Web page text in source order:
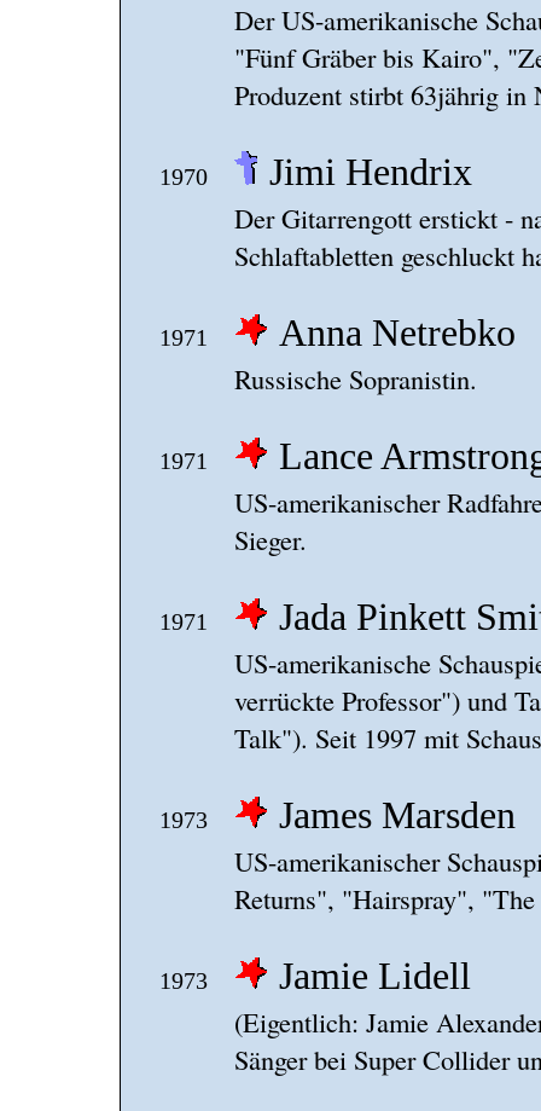
Der US-amerikanische
"Fünf Gräber bis Kairo",
Produzent stirbt 63jährig in
1970 Jimi Hendrix
Der Gitarrengott erstickt -
Schlaftabletten geschluckt
1971 Anna Netrebko
Russische Sopranistin.
1971 Lance
US-amerikanischer
Sieger.
1971 Jada Pinkett
US-amerikanische
verrückte Professor") und
Talk"). Seit 1997 mit
1973 James Marsden
US-amerikanischer
Returns", "Hairspray",
1973 Jamie Lidell
(Eigentlich: Jamie
Sänger bei Super Collider